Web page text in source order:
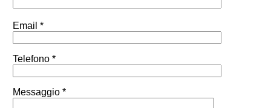
Email *
Telefono *
Messaggio *